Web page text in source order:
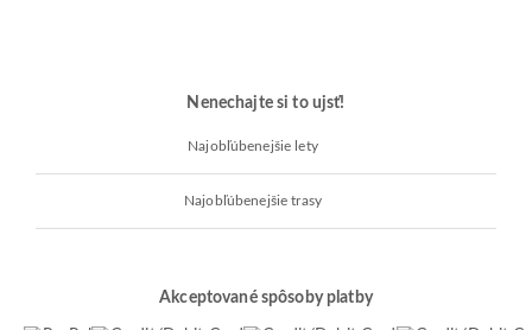
Nenechajte si to ujsť!
Najobľúbenejšie lety
Najobľúbenejšie trasy
Akceptované spôsoby platby